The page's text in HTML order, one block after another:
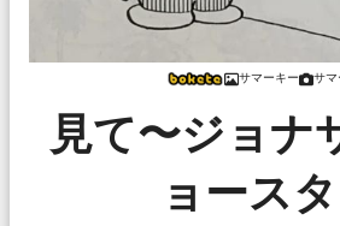
サマーキー サマ
見て〜ジョナ
ョース